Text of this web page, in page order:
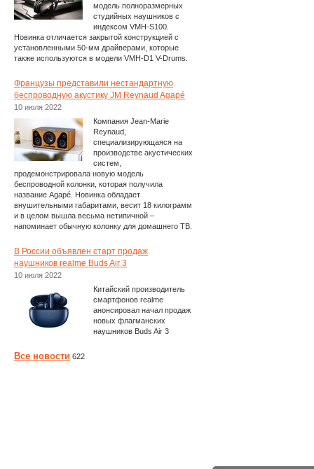
модель полноразмерных
студийных наушников с
индексом VMH-S100.
Новинка отличается закрытой конструкцией с
установленными 50-мм драйверами, которые
также используются в модели VMH-D1 V-Drums.
Французы представили нестандартную
беспроводную акустику JM Reynaud Agapé
10 июля 2022
Компания Jean-Marie
Reynaud,
специализирующаяся на
производстве акустических
систем,
продемонстрировала новую модель
беспроводной колонки, которая получила
название Agapé. Новинка обладает
внушительными габаритами, весит 18 килограмм
и в целом вышла весьма нетипичной –
напоминает обычную колонку для домашнего ТВ.
В России объявлен старт продаж
наушников realme Buds Air 3
10 июля 2022
Китайский производитель
смартфонов realme
анонсировал начал продаж
новых флагманских
наушников Buds Air 3
Все новости 622